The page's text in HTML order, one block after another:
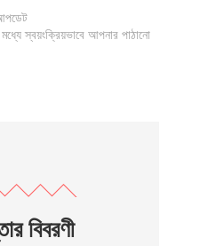
স্বয়ংক্রিয়ভাবে আপনার পাঠানো
বিবরণী